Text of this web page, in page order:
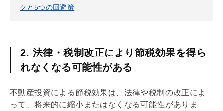
クと5つの回避策
2. 法律・税制改正により節税効果を得ら
れなくなる可能性がある
不動産投資による節税効果は、法律や税制の改正によ
って、将来的に縮小またはなくなる可能性がありま